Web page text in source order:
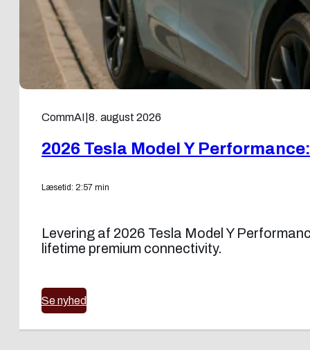
CommAI 8. august 2026
2026 Tesla Model Y
Læsetid: 2:57 min
Levering af 2026 Tesla Model Y
lifetime premium connectivity.
Se nyhed